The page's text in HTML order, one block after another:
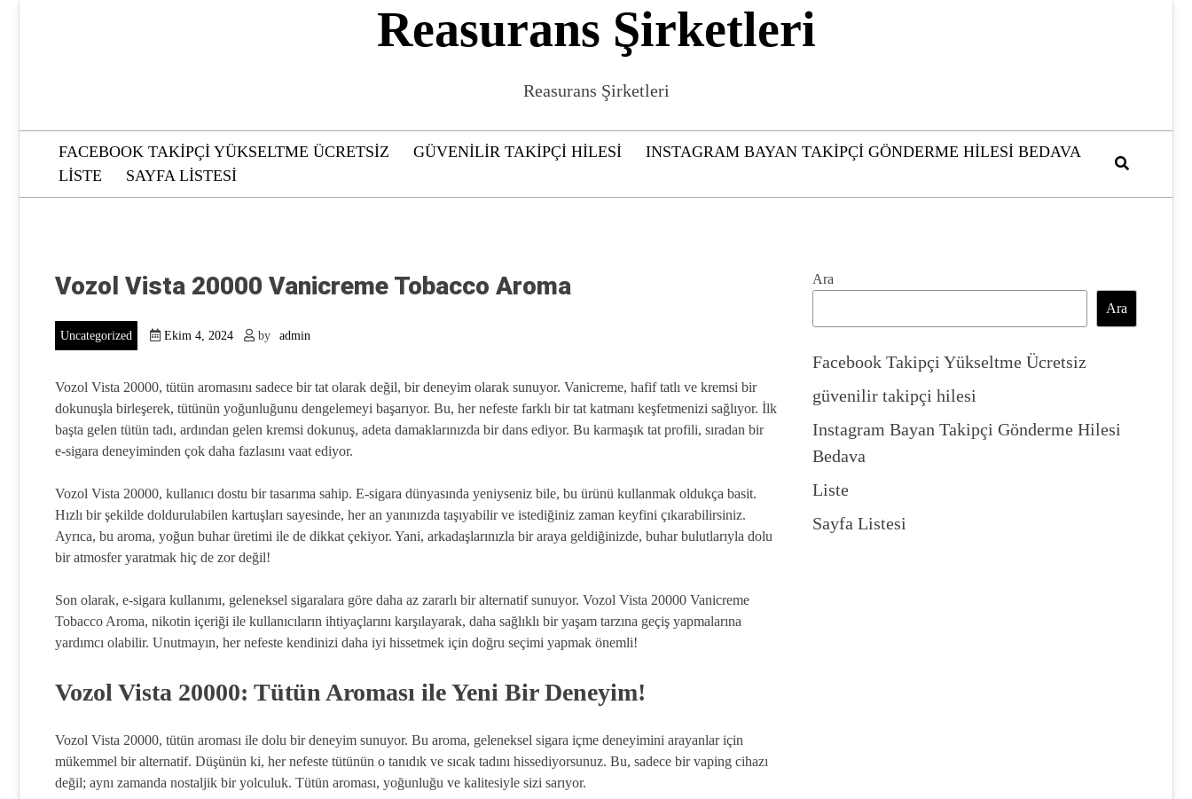
Reasurans Şirketleri
Reasurans Şirketleri
FACEBOOK TAKIPÇI YÜKSELTME ÜCRETSIZ GÜVENILIR TAKIPÇI HILESI
INSTAGRAM BAYAN TAKIPÇI GÖNDERME HILESI BEDAVA
LISTE
SAYFA LISTESI
Vozol Vista 20000 Vanicreme Tobacco Aroma
Uncategorized Ekim 4, 2024 by admin
Vozol Vista 20000, tütün aromasını sadece bir tat olarak değil, bir deneyim olarak sunuyor. Vanicreme, hafif tatlı ve kremsi bir
dokunuşla birleşerek, tütünün yoğunluğunu dengelemeyi başarıyor. Bu, her nefeste farklı bir tat katmanı keşfetmenizi sağlıyor. İlk
başta gelen tütün tadı, ardından gelen kremsi dokunuş, adeta damaklarınızda bir dans ediyor. Bu karmaşık tat profili, sıradan bir
e-sigara deneyiminden çok daha fazlasını vaat ediyor.
Vozol Vista 20000, kullanıcı dostu bir tasarıma sahip. E-sigara dünyasında yeniyseniz bile, bu ürünü kullanmak oldukça basit.
Hızlı bir şekilde doldurulabilen kartuşları sayesinde, her an yanınızda taşıyabilir ve istediğiniz zaman keyfini çıkarabilirsiniz.
Ayrıca, bu aroma, yoğun buhar üretimi ile de dikkat çekiyor. Yani, arkadaşlarınızla bir araya geldiğinizde, buhar bulutlarıyla dolu
bir atmosfer yaratmak hiç de zor değil!
Son olarak, e-sigara kullanımı, geleneksel sigaralara göre daha az zararlı bir alternatif sunuyor. Vozol Vista 20000 Vanicreme
Tobacco Aroma, nikotin içeriği ile kullanıcıların ihtiyaçlarını karşılayarak, daha sağlıklı bir yaşam tarzına geçiş yapmalarına
yardımcı olabilir. Unutmayın, her nefeste kendinizi daha iyi hissetmek için doğru seçimi yapmak önemli!
Vozol Vista 20000: Tütün Aroması ile Yeni Bir Deneyim!
Vozol Vista 20000, tütün aroması ile dolu bir deneyim sunuyor. Bu aroma, geleneksel sigara içme deneyimini arayanlar için
mükemmel bir alternatif. Düşünün ki, her nefeste tütünün o tanıdık ve sıcak tadını hissediyorsunuz. Bu, sadece bir vaping cihazı
değil; aynı zamanda nostaljik bir yolculuk. Tütün aroması, yoğunluğu ve kalitesiyle sizi sarıyor.
Ara
Ara
Facebook Takipçi Yükseltme Ücretsiz
güvenilir takipçi hilesi
Instagram Bayan Takipçi Gönderme Hilesi
Bedava
Liste
Sayfa Listesi